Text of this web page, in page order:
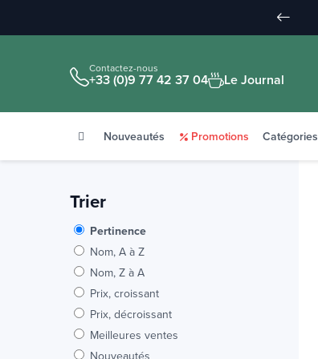
Contactez-nous
+33 (0)9 77 42 37 04 Le Journal
Nouveautés Promotions Catégories
Trier
Pertinence
Nom, A à Z
Nom, Z à A
Prix, croissant
Prix, décroissant
Meilleures ventes
Nouveautés